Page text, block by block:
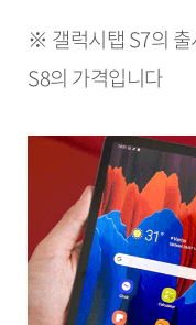
※ 갤럭시탭 S7의 출
S8의 가격입니다